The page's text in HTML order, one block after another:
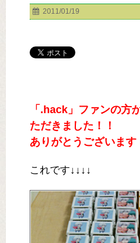
2011/01/19
「.hack」ファンの方
ただきました！！
ありがとうございます
これです↓↓↓↓